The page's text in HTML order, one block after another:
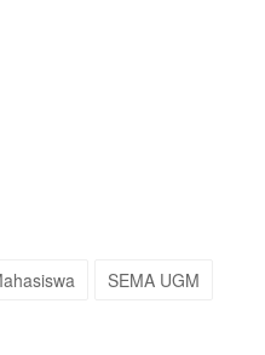
SEMA UGM